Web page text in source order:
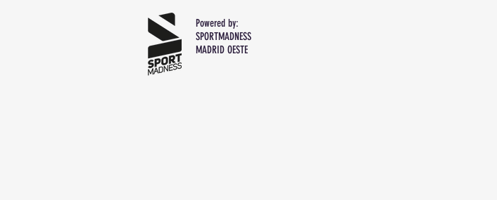
Powered by:
SPORTMADNESS
MADRID OESTE